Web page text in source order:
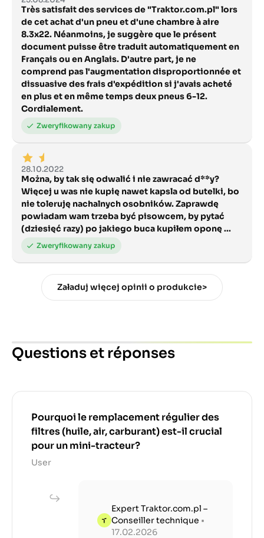
Très satisfait des services de "Traktor.com.pl" lors
de cet achat d'un pneu et d'une chambre à aire
8.3x22. Néanmoins, je suggère que le présent
document puisse être traduit automatiquement en
Français ou en Anglais. D'autre part, je ne
comprend pas l'augmentation disproportionnée et
dissuasive des frais d'expédition si j'avais acheté
en plus et en même temps deux pneus 6-12.
Cordialement.
28.10.2022
Można, by tak się odwalić i nie zawracać d**y?
Więcej u was nie kupię nawet kapsla od butelki, bo
nie toleruję nachalnych osobników. Zaprawdę
powiadam wam trzeba być pisowcem, by pytać
(dziesięć razy) po jakiego buca kupiłem oponę ...
Załaduj więcej opinii o produkcie>
Questions et réponses
Pourquoi le remplacement régulier des
filtres (huile, air, carburant) est-il crucial
pour un mini-tracteur?
User
Expert Traktor.com.pl –
Conseiller technique •
17.02.2026